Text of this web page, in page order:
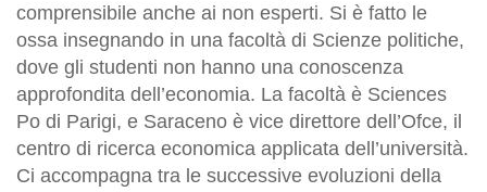
comprensibile anche ai non esperti. Si è fatto le
ossa insegnando in una facoltà di Scienze politiche,
dove gli studenti non hanno una conoscenza
approfondita dell’economia. La facoltà è Sciences
Po di Parigi, e Saraceno è vice direttore dell’Ofce, il
centro di ricerca economica applicata dell’università.
Ci accompagna tra le successive evoluzioni della